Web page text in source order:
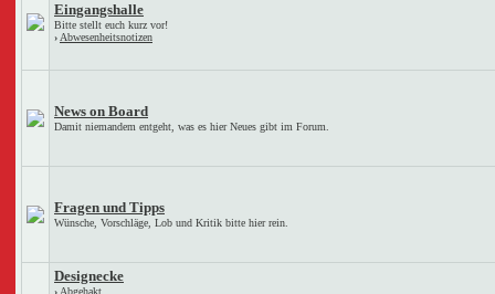
Eingangshalle
Bitte stellt euch kurz vor!
› Abwesenheitsnotizen
News on Board
Damit niemandem entgeht, was es hier Neues gibt im Forum.
Fragen und Tipps
Wünsche, Vorschläge, Lob und Kritik bitte hier rein.
Designecke
› Abgehakt